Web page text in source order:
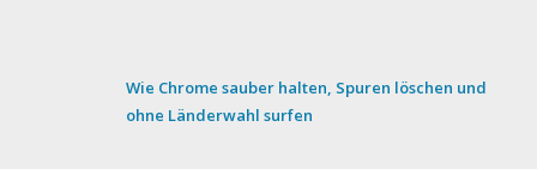
Wie Chrome sauber halten, Spuren löschen und
ohne Länderwahl surfen